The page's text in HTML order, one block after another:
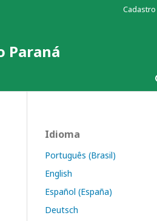
Paraná
Cadastro
Idioma
Português (Brasil)
English
Español (España)
Deutsch